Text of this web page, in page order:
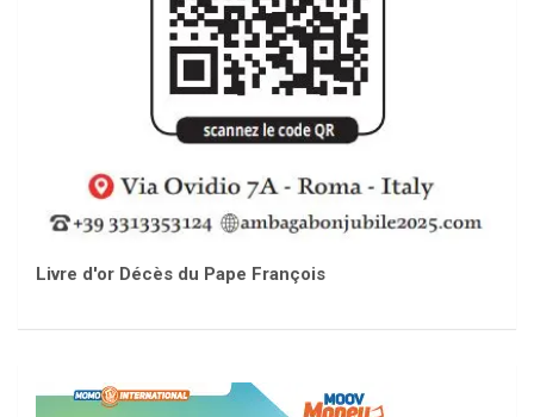
Livre d'or Décès du Pape François